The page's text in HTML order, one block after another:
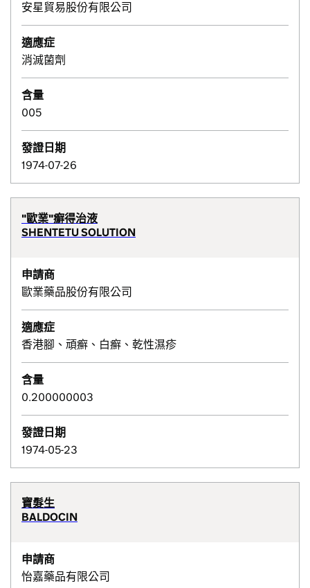
安星貿易股份有限公司
適應症
消滅菌劑
含量
005
發證日期
1974-07-26
"歐業"癬得治液
SHENTETU SOLUTION
申請商
歐業藥品股份有限公司
適應症
香港腳、頑癬、白癬、乾性濕疹
含量
0.200000003
發證日期
1974-05-23
寶髮生
BALDOCIN
申請商
怡嘉藥品有限公司